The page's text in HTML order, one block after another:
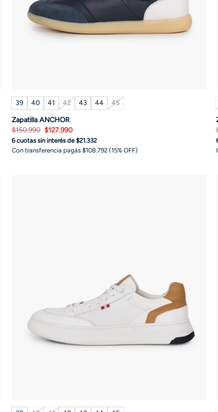
39 40 41 42 43 44 45
Zapatilla ANCHOR
$150.990 El
precio
original
era:
$150.990.
$127.990El
precio
actual
es:
$127.990.
6 cuotas sin interés de $21.332
Con transferencia pagás $108.792 (15% OFF)